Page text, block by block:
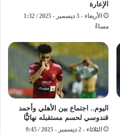
الإعارة
الأربعاء - 3 ديسمبر - 2025 / 1:32
مساءً
اليوم.. اجتماع بين الأهلي وأحمد
قندوسي لحسم مستقبله نهائيًّا
الثلاثاء - 2 ديسمبر - 2025 / 9:45